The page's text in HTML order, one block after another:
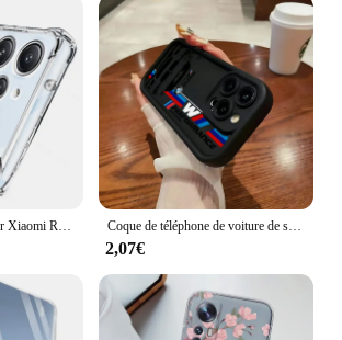
Coque de téléphone de voiture de sport de luxe, étui arrière en TPU souple pour iPhone 16 15 14 13 12 11 Pro Max Mini XR XS X 7 8 6 6s Plus
2,07€